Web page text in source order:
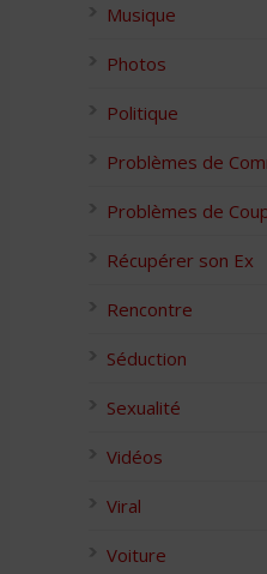
Musique
Photos
Politique
Problèmes de
Problèmes de
Récupérer son Ex
Rencontre
Séduction
Sexualité
Vidéos
Viral
Voiture